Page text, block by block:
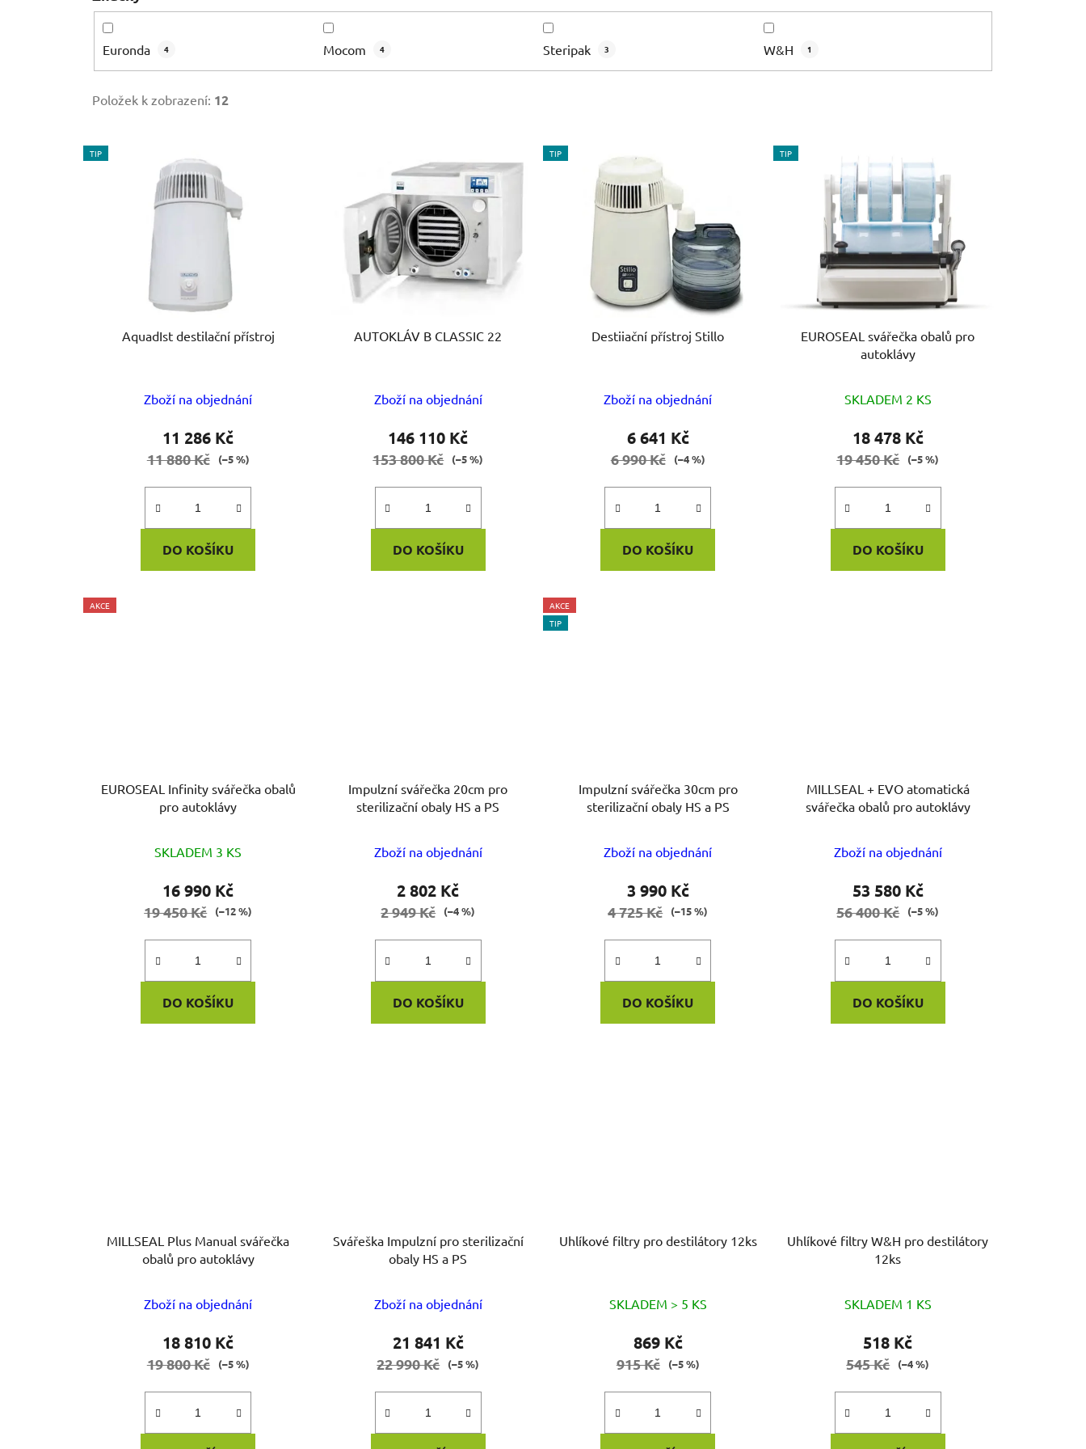
Euronda 4 Mocom 4 Steripak 3 W&H 1
Položek k zobrazení: 12
V
ý
TIP
AquadIst destilační přístroj
Zboží na objednání
11 286 Kč
11 880 Kč (–5 %)
DO KOŠÍKU
AUTOKLÁV B CLASSIC 22
Zboží na objednání
146 110 Kč
153 800 Kč (–5 %)
DO KOŠÍKU
TIP
Destiiační přístroj Stillo
Zboží na objednání
6 641 Kč
6 990 Kč (–4 %)
DO KOŠÍKU
TIP
EUROSEAL svářečka obalů pro
autoklávy
SKLADEM 2 KS
18 478 Kč
19 450 Kč (–5 %)
DO KOŠÍKU
AKCE
EUROSEAL Infinity svářečka obalů
pro autoklávy
SKLADEM 3 KS
16 990 Kč
19 450 Kč (–12 %)
DO KOŠÍKU
Impulzní svářečka 20cm pro
sterilizační obaly HS a PS
Zboží na objednání
2 802 Kč
2 949 Kč (–4 %)
DO KOŠÍKU
AKCE
TIP
Impulzní svářečka 30cm pro
sterilizační obaly HS a PS
Zboží na objednání
3 990 Kč
4 725 Kč (–15 %)
DO KOŠÍKU
MILLSEAL + EVO atomatická
svářečka obalů pro autoklávy
Zboží na objednání
53 580 Kč
56 400 Kč (–5 %)
DO KOŠÍKU
MILLSEAL Plus Manual svářečka
obalů pro autoklávy
Zboží na objednání
18 810 Kč
19 800 Kč (–5 %)
Svářeška Impulzní pro sterilizační
obaly HS a PS
Zboží na objednání
21 841 Kč
22 990 Kč (–5 %)
Uhlíkové filtry pro destilátory 12ks
SKLADEM > 5 KS
869 Kč
915 Kč (–5 %)
Uhlíkové filtry W&H pro destilátory
12ks
SKLADEM 1 KS
518 Kč
545 Kč (–4 %)